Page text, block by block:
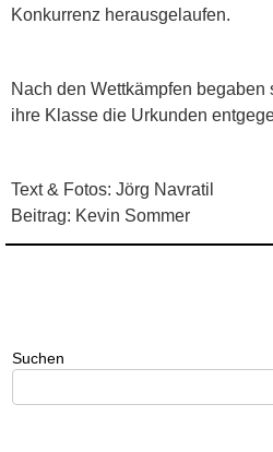
Konkurrenz herausgelaufen.
Nach den Wettkämpfen
ihre Klasse die Urkunden
Text & Fotos: Jörg Navratil
Beitrag: Kevin Sommer
Suchen